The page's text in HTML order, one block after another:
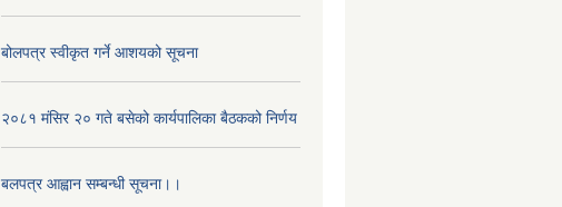
बोलपत्र स्वीकृत गर्ने आशयको सूचना
२०८१ मंसिर २० गते बसेको कार्यपालिका बैठकको निर्णय
बलपत्र आह्वान सम्बन्धी सूचना।।